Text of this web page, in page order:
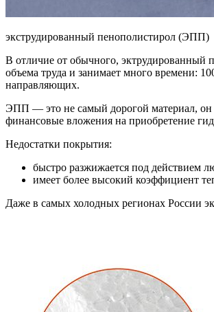
экструдированный пенополистирол (ЭПП)
В отличие от обычного, эктрудированный
объема труда и занимает много времени:
направляющих.
ЭПП — это не самый дорогой материал, он
финансовые вложения на приобретение
Недостатки покрытия:
быстро разжижается под действием
имеет более высокий коэффициент
Даже в самых холодных регионах России